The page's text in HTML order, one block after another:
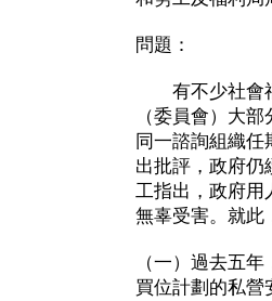
問題：
有不少社會福
（委員會）大
同一諮詢組織
出批評，政府仍
工指出，政府用
無辜受害。就此
（一）過去五
買位計劃的私營